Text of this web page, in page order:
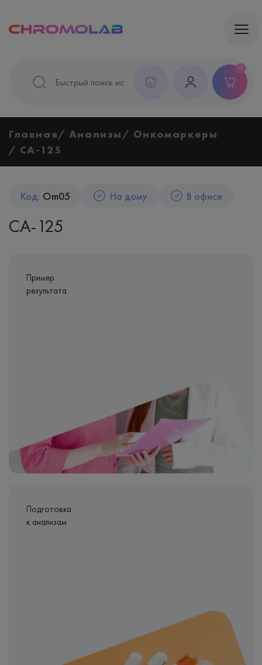
0
Главная Анализы
Онкомаркеры
СА-125
Код: Om05 На дому В офисе
СА-125
Пример
результата
Подготовка
к анализам